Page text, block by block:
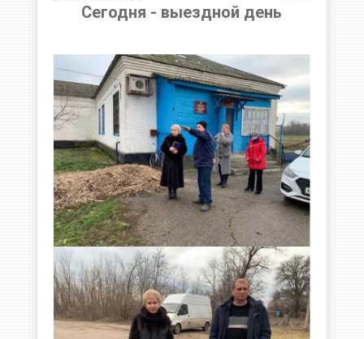
Сегодня - выездной день